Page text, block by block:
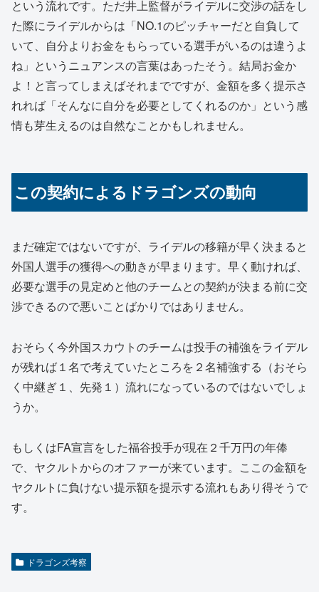
という流れです。ただ井上監督がライデルに交渉の話をし
た際にライデルからは「NO.1のピッチャーだと自負して
いて、自分よりお金をもらっている選手がいるのは違うよ
ね」というニュアンスの言葉はあったそう。結局お金か
よ！と言ってしまえばそれまでですが、金額を多く提示さ
れれば「そんなに自分を必要としてくれるのか」という感
情も芽生えるのは自然なことかもしれません。
この契約によるドラゴンズの動向
まだ確定ではないですが、ライデルの移籍が早く決まると
外国人選手の獲得への動きが早まります。早く動ければ、
必要な選手の見定めと他のチームとの契約が決まる前に交
渉できるので悪いことばかりではありません。
おそらく今外国スカウトのチームは投手の補強をライデル
が残れば１名で考えていたところを２名補強する（おそら
く中継ぎ１、先発１）流れになっているのではないでしょ
うか。
もしくはFA宣言をした福谷投手が現在２千万円の年俸
で、ヤクルトからのオファーが来ています。ここの金額を
ヤクルトに負けない提示額を提示する流れもあり得そうで
す。
ドラゴンズ考察